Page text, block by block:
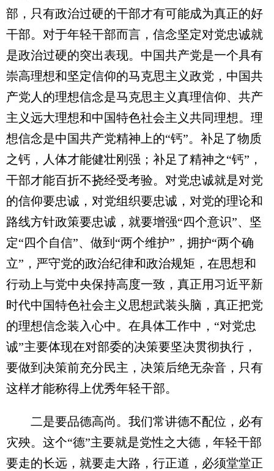
部，只有政治过硬的干部才有可能成为真正的好
干部。对于年轻干部而言，信念坚定对党忠诚就
是政治过硬的突出表现。中国共产党是一个具有
崇高理想和坚定信仰的马克思主义政党，中国共
产党人的理想信念是马克思主义真理信仰、共产
主义远大理想和中国特色社会主义共同理想。理
想信念是中国共产党精神上的“钙”。补足了物质
之钙，人体才能健壮刚强；补足了精神之“钙”，
干部才能百折不挠经受考验。对党忠诚就是对党
的信仰要忠诚，对党组织要忠诚，对党的理论和
路线方针政策要忠诚，就要增强“四个意识”、坚
定“四个自信”、做到“两个维护”，拥护“两个确
立”，严守党的政治纪律和政治规矩，在思想和
行动上与党中央保持高度一致，真正用习近平新
时代中国特色社会主义思想武装头脑，真正把党
的理想信念装入心中。在具体工作中，“对党忠
诚”主要体现在对部委的决策要坚决贯彻执行，
要做到决策前充分民主，决策后绝无杂音，只有
这样才能称得上优秀年轻干部。
二是要品德高尚。我们常讲德不配位，必有
灾殃。这个“德”主要就是党性之大德，年轻干部
要走的长远，就要走大路，行正道，必须堂堂正